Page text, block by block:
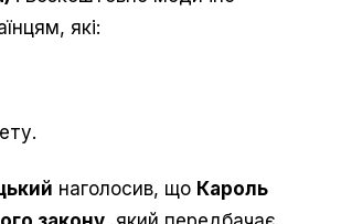
які:
наголосив, що Кароль